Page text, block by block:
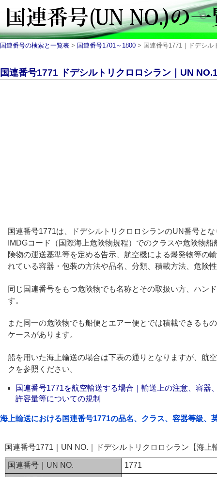
国連番号の検索と一覧表 > 国連番号1701～1800 > 国連番号1771｜ドデシル
国連番号1771 ドデシルトリクロロシラン｜UN
国連番号1771は、ドデシルトリクロロシランのUN番号と
IMDGコード（国際海上危険物規程）でのクラスや危険物
険物の運送基準等を定める告示、航空機による爆発物等の
れている容器・包装の方法や品名、分類、積載方法、危険
同じ国連番号をもつ危険物でも名称とその取扱い方、ハン
す。
また同一の危険物でも船便とエアー便とでは積載できるも
ケースがあります。
船を用いた海上輸送の場合は下表の通りとなりますが、航
クを参照ください。
国連番号1771を航空輸送する場合｜輸送上の注意、容器
許容量等についての規制
海上輸送における国連番号1771の品名、クラス、容器等級、
国連番号1771｜UN NO.｜ドデシルトリクロロシラン【海上
国連番号｜UN NO.
1771